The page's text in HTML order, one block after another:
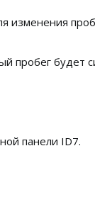
изменения
пробег будет
панели ID7.